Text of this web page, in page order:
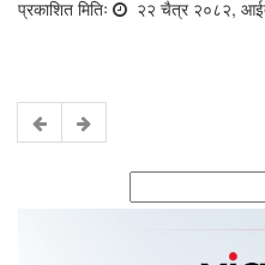
प्रकाशित मितिः २२ चैत्र २०८२,
for: